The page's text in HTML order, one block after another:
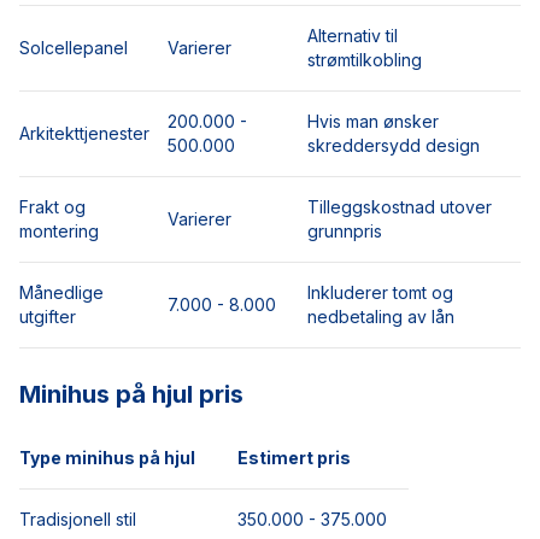
Solcellepanel Varierer
Alternativ til
strømtilkobling
Arkitekttjenester
200.000 -
500.000
Hvis man ønsker
skreddersydd design
Frakt og
montering
Varierer
Tilleggskostnad utover
grunnpris
Månedlige
utgifter
7.000 - 8.000
Inkluderer tomt og
nedbetaling av lån
Minihus på hjul pris
Type minihus på hjul Estimert pris
Tradisjonell stil 350.000 - 375.000